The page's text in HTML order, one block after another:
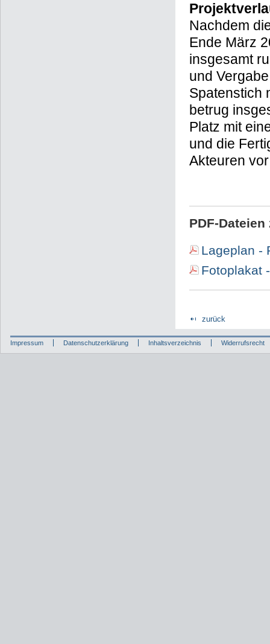
Nachdem
Ende März
insgesamt
und
Spatenstich
betrug
Platz mit
und die
Akteuren
PDF-
Lageplan -
Fotoplakat
zurück
Impressum Datenschutzerklärung Inhaltsverzeichnis Widerrufsrecht